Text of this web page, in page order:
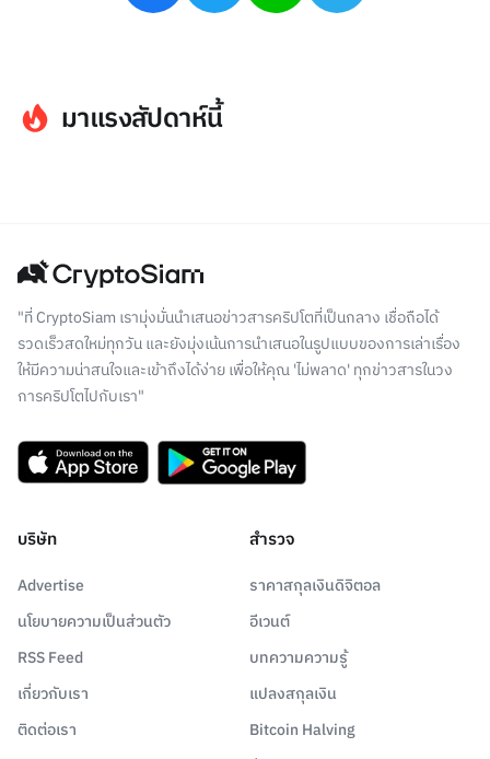
มาแรงสัปดาห์นี้
"ที่ CryptoSiam เรามุ่งมั่นนำเสนอข่าวสารคริปโตที่เป็นกลาง เชื่อถือได้
รวดเร็วสดใหม่ทุกวัน และยังมุ่งเน้นการนำเสนอในรูปแบบของการเล่าเรื่อง
ให้มีความน่าสนใจและเข้าถึงได้ง่าย เพื่อให้คุณ 'ไม่พลาด' ทุกข่าวสารในวง
การคริปโตไปกับเรา"
บริษัท
Advertise
นโยบายความเป็นส่วนตัว
RSS Feed
เกี่ยวกับเรา
ติดต่อเรา
สำรวจ
ราคาสกุลเงินดิจิตอล
อีเวนต์
บทความความรู้
แปลงสกุลเงิน
Bitcoin Halving